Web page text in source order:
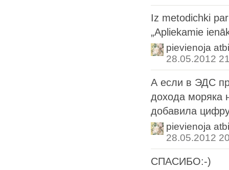
Iz metodichki
„Apliekamie
pievienoja
28.05.2012
А если в ЭДС
дохода моряка
добавила
pievienoja
28.05.2012
СПАСИБО:-)